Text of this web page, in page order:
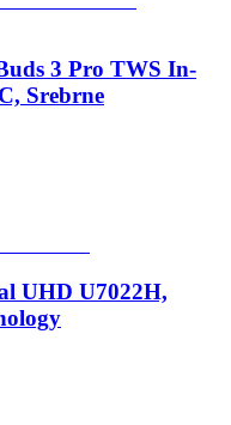
3 Pro TWS In-
Srebrne
UHD U7022H,